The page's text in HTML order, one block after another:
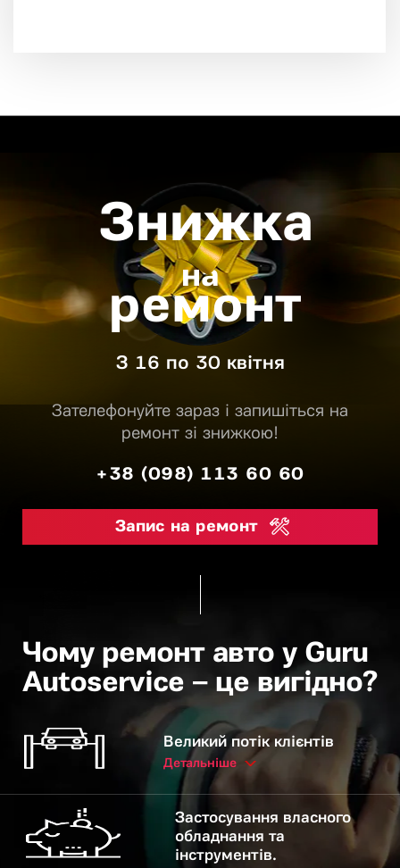
З 16 по 30 квітня
Знижка
на
ремонт
Зателефонуйте зараз і запишіться на
ремонт зі знижкою!
+38 (098) 113 60 60
Запис на ремонт
Чому ремонт авто у Guru
Autoservice – це вигідно?
Великий потік клієнтів
Детальніше
Застосування власного
обладнання та
інструментів.